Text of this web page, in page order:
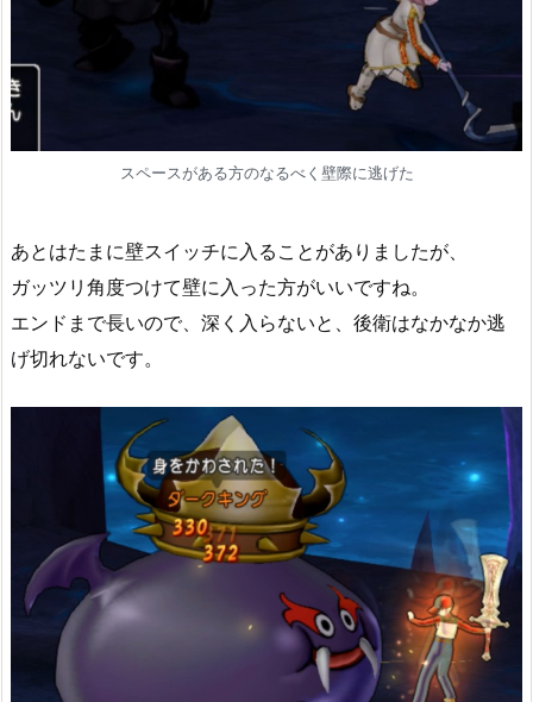
スペースがある方のなるべく壁際に逃げた
あとはたまに壁スイッチに入ることがありましたが、
ガッツリ角度つけて壁に入った方がいいですね。
エンドまで長いので、深く入らないと、後衛はなかなか逃
げ切れないです。